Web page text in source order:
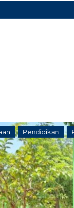
Pendidikan